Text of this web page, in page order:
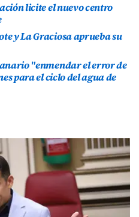
licite el nuevo centro
y La Graciosa aprueba su
"enmendar el error de
para el ciclo del agua de